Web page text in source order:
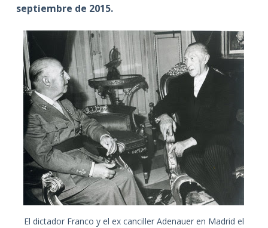
septiembre de 2015.
El dictador Franco y el ex canciller Adenauer en Madrid el